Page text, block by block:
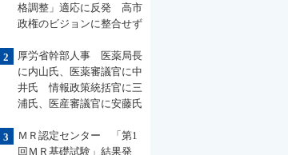
格調整」適応に反発 高市
政権のビジョンに整合せず
2
厚労省幹部人事 医薬局長
に内山氏、医薬審議官に中
井氏 情報政策統括官に三
浦氏、医産審議官に安藤氏
3
ＭＲ認定センター 「第1
回ＭＲ基礎試験」結果発